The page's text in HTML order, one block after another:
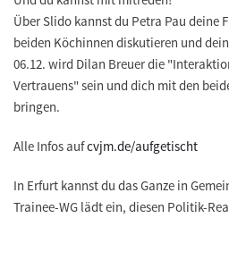
Über Slido kannst du Petra Pau deine
beiden Köchinnen diskutieren und
06.12. wird Dilan Breuer die
Vertrauens" sein und dich mit den
bringen.
Alle Infos aufcvjm.de/aufgetischt
In Erfurt kannst du das Ganze in
Trainee-WG lädt ein, diesen Politik-